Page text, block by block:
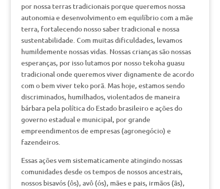
por nossa terras tradicionais porque queremos nossa
autonomia e desenvolvimento em equilíbrio com a mãe
terra, fortalecendo nosso saber tradicional e nossa
sustentabilidade. Com muitas dificuldades, levamos
humildemente nossas vidas. Nossas crianças são nossas
esperanças, por isso lutamos por nosso tekoha guasu
tradicional onde queremos viver dignamente de acordo
com o bem viver teko porã. Mas hoje, estamos sendo
discriminados, humilhados, violentados de maneira
bárbara pela política do Estado brasileiro e ações do
governo estadual e municipal, por grande
empreendimentos de empresas (agronegócio) e
fazendeiros.
Essas ações vem sistematicamente atingindo nossas
comunidades desde os tempos de nossos ancestrais,
nossos bisavós (ôs), avô (ós), mães e pais, irmãos (ãs),